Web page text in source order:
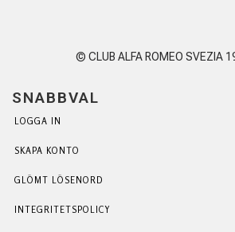
© CLUB ALFA ROMEO SVEZIA
SNABBVAL
LOGGA IN
SKAPA KONTO
GLÖMT LÖSENORD
INTEGRITETSPOLICY